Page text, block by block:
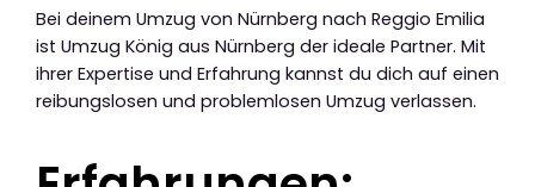
Bei deinem Umzug von Nürnberg nach Reggio Emilia
ist Umzug König aus Nürnberg der ideale Partner. Mit
ihrer Expertise und Erfahrung kannst du dich auf einen
reibungslosen und problemlosen Umzug verlassen.